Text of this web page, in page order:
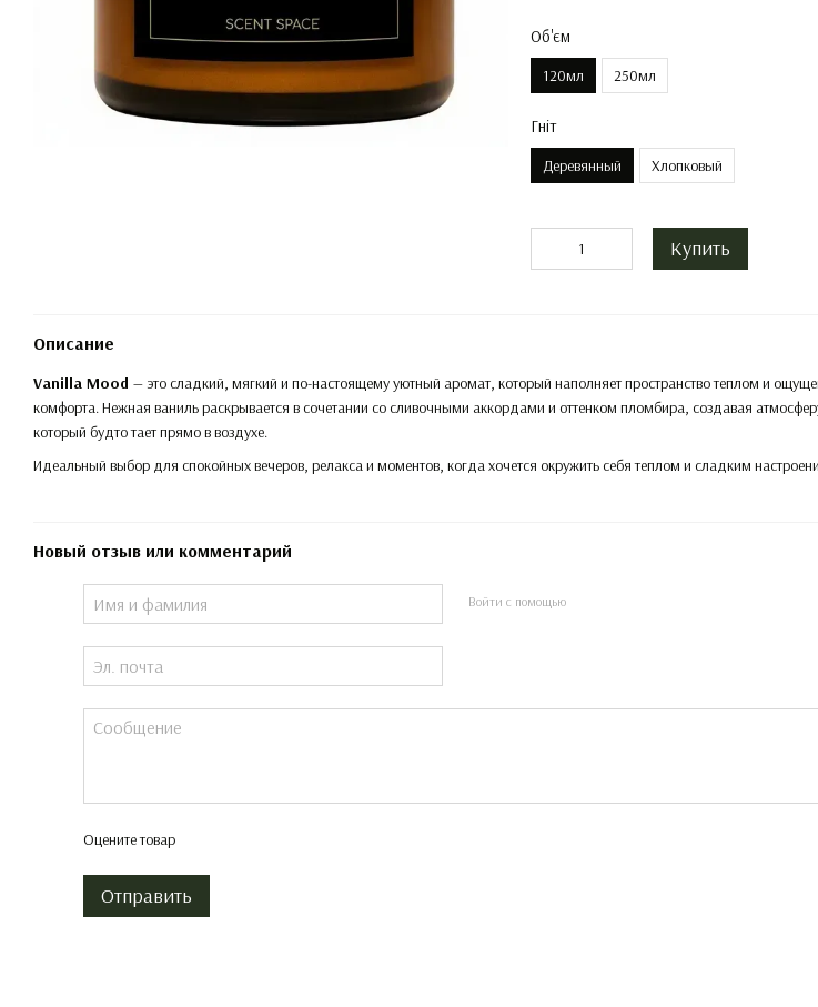
Об'єм
120мл 250мл
Гніт
Деревянный Хлопковый
Купить
Описание
Vanilla Mood — это сладкий, мягкий и по-настоящему уютный аромат, который наполняет пространство теплом и
комфорта. Нежная ваниль раскрывается в сочетании со сливочными аккордами и оттенком пломбира, создавая
который будто тает прямо в воздухе.
Идеальный выбор для спокойных вечеров, релакса и моментов, когда хочется окружить себя теплом и сладким
Новый отзыв или комментарий
Войти с помощью
Оцените товар
Отправить